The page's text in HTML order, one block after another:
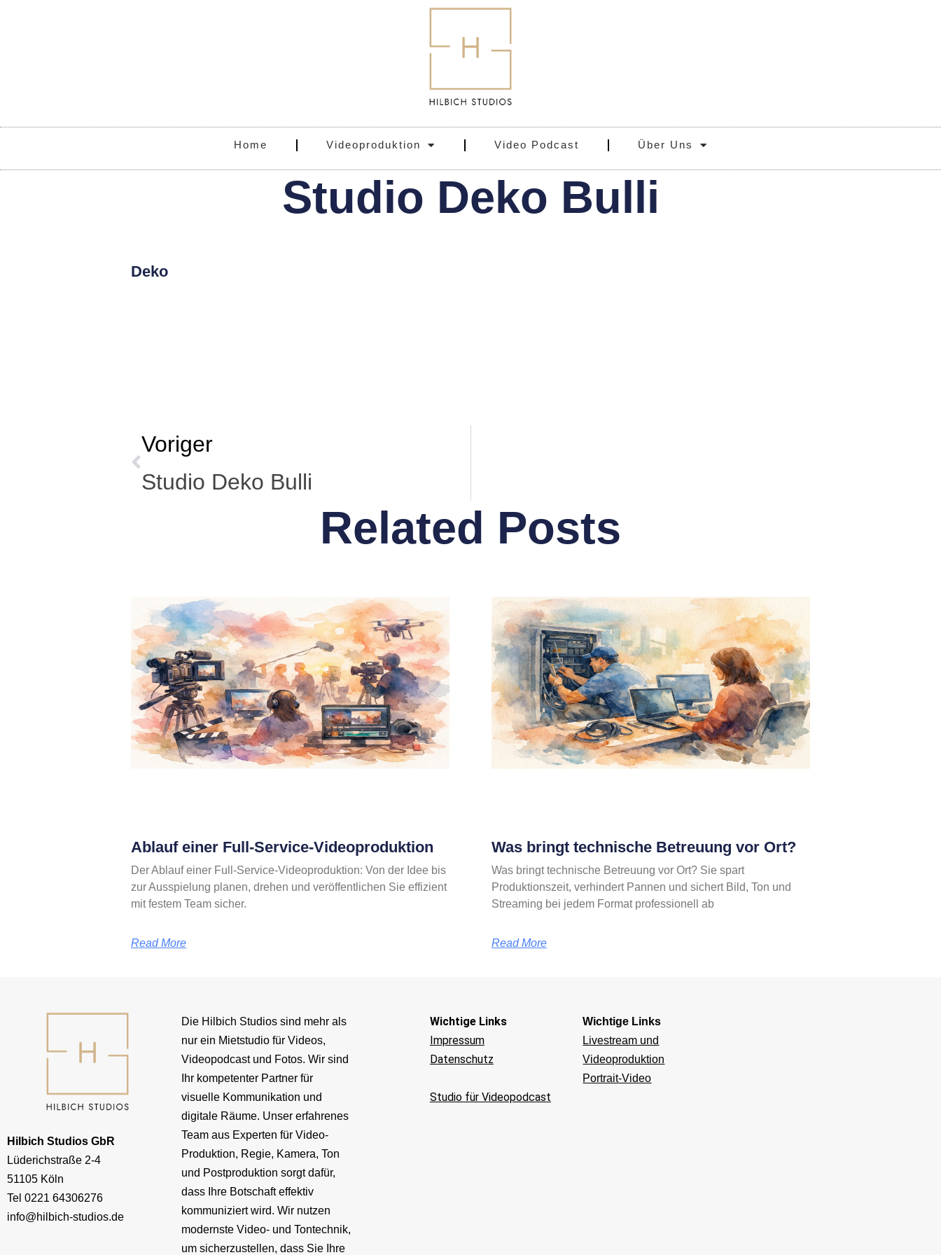
Home Videoproduktion Video Podcast Über Uns
Studio Deko Bulli
Deko
Voriger
Studio Deko Bulli
Related Posts
Ablauf einer Full-Service-Videoproduktion
Der Ablauf einer Full-Service-Videoproduktion: Von der Idee bis
zur Ausspielung planen, drehen und veröffentlichen Sie effizient
mit festem Team sicher.
Read More
Was bringt technische Betreuung vor Ort?
Was bringt technische Betreuung vor Ort? Sie spart
Produktionszeit, verhindert Pannen und sichert Bild, Ton und
Streaming bei jedem Format professionell ab
Read More
Hilbich Studios GbR
Lüderichstraße 2-4
51105 Köln
Tel 0221 64306276
info@hilbich-studios.de
Die Hilbich Studios sind mehr als
nur ein Mietstudio für Videos,
Videopodcast und Fotos. Wir sind
Ihr kompetenter Partner für
visuelle Kommunikation und
digitale Räume. Unser erfahrenes
Team aus Experten für Video-
Produktion, Regie, Kamera, Ton
und Postproduktion sorgt dafür,
dass Ihre Botschaft effektiv
kommuniziert wird. Wir nutzen
modernste Video- und Tontechnik,
um sicherzustellen, dass Sie Ihre
Wichtige Links
Impressum
Datenschutz
Studio für Videopodcast
Wichtige Links
Livestream und
Videoproduktion
Portrait-Video